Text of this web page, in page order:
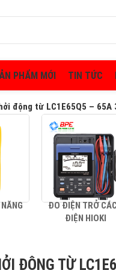
PHẨM MỚI TIN TỨC
động từ LC1E65Q5 – 65A
ĐO ĐIỆN TRỞ
ĐIỆN HIOKI
ĐỘNG TỪ